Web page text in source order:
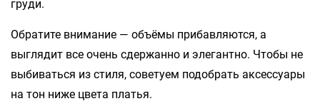
груди.
Обратите внимание — объёмы прибавляются, а
выглядит все очень сдержанно и элегантно. Чтобы не
выбиваться из стиля, советуем подобрать аксессуары
на тон ниже цвета платья.